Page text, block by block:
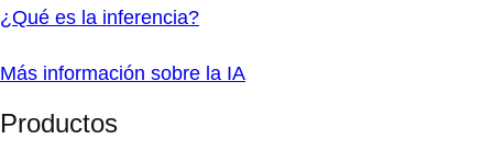
¿Qué es la inferencia?
Más información sobre la IA
Productos